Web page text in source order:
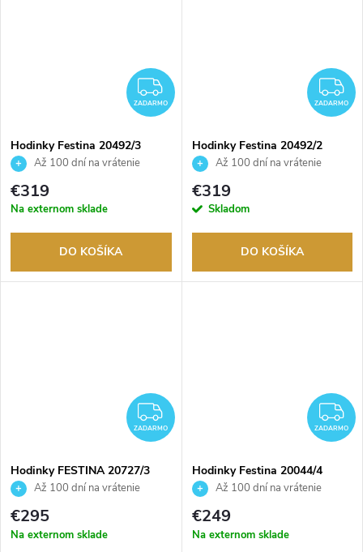
ZADARMO
ZADARMO
Hodinky Festina 20492/3
Až 100 dní na vrátenie
tovaru. Autorizovaný predajca.
€319
Na externom sklade
DO KOŠÍKA
ZADARMO
Hodinky Festina 20492/2
Až 100 dní na vrátenie
tovaru. Autorizovaný predajca.
€319
Skladom
DO KOŠÍKA
ZADARMO
ZADARMO
Hodinky FESTINA 20727/3
Až 100 dní na vrátenie
tovaru. Autorizovaný predajca.
€295
Na externom sklade
ZADARMO
Hodinky Festina 20044/4
Až 100 dní na vrátenie
tovaru. Autorizovaný predajca.
€249
Na externom sklade